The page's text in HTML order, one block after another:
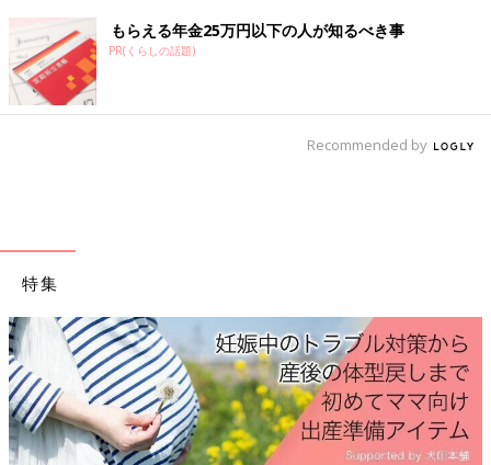
＜妊娠後期＞第35週のエコー写真 顔立ちがよりは
っきりとしてきました
もらえる年金25万円以下の人が知るべき事
PR(くらしの話題)
Recommended by
特集
産後はお世話で大忙し、出産前にそろえ
ておきたいことをわかりやすく紹介！